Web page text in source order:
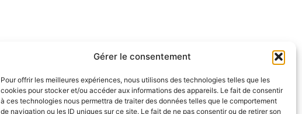
Gérer le consentement
Pour offrir les meilleures expériences, nous utilisons des technologies telles que les
cookies pour stocker et/ou accéder aux informations des appareils. Le fait de consentir
à ces technologies nous permettra de traiter des données telles que le comportement
de navigation ou les ID uniques sur ce site. Le fait de ne pas consentir ou de retirer son